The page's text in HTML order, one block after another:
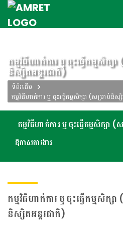
កម្មវិធីហាត់ការ ឬ ចុះធ្វើកម្មសិក្
និស្សិតអន្តរជាតិ)
ទំព័រដើម
កម្មវិធីហាត់ការ ឬ ចុះធ្វើកម្មសិក្សា (សម្រាប់និ
កម្មវិធីហាត់ការ ឬ ចុះធ្វើកម្មសិក្ស
ឱកាសការងារ
កម្មវិធីហាត់ការ ឬ ចុះធ្វើកម្មសិក្
និស្សិតអន្តរជាតិ)